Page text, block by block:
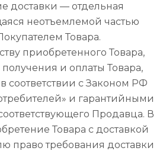
доставки — отдельная
неотъемлемой частью
Товара.
приобретенного Товара,
и оплаты Товара,
соответствии с Законом РФ
и гарантийными
Продавца. В
Товара с доставкой
право требования доставки